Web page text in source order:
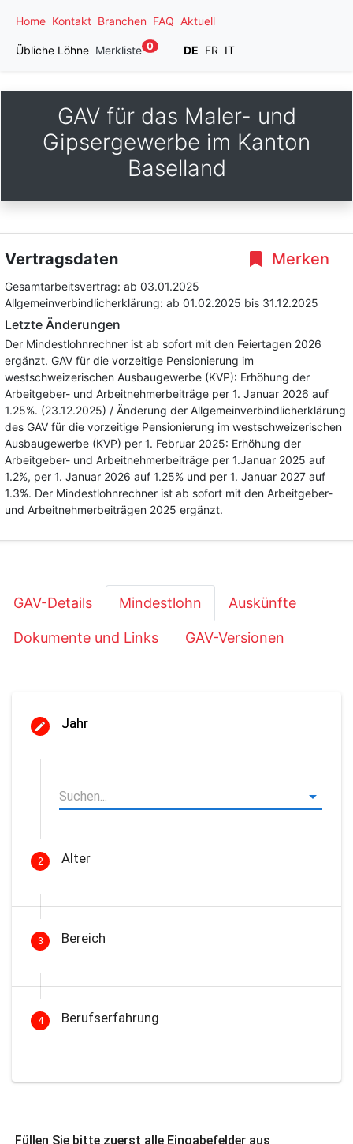
Home Kontakt Branchen FAQ Aktuell
Übliche Löhne Merkliste 0 DE FR IT
GAV für das Maler- und
Gipsergewerbe im Kanton
Baselland
Merken
Vertragsdaten
Gesamtarbeitsvertrag: ab 03.01.2025
Allgemeinverbindlicherklärung: ab 01.02.2025 bis 31.12.2025
Letzte Änderungen
Der Mindestlohnrechner ist ab sofort mit den Feiertagen 2026
ergänzt. GAV für die vorzeitige Pensionierung im
westschweizerischen Ausbaugewerbe (KVP): Erhöhung der
Arbeitgeber- und Arbeitnehmerbeiträge per 1. Januar 2026 auf
1.25%. (23.12.2025) / Änderung der Allgemeinverbindlicherklärung
des GAV für die vorzeitige Pensionierung im westschweizerischen
Ausbaugewerbe (KVP) per 1. Februar 2025: Erhöhung der
Arbeitgeber- und Arbeitnehmerbeiträge per 1.Januar 2025 auf
1.2%, per 1. Januar 2026 auf 1.25% und per 1. Januar 2027 auf
1.3%. Der Mindestlohnrechner ist ab sofort mit den Arbeitgeber-
und Arbeitnehmerbeiträgen 2025 ergänzt.
GAV-Details Mindestlohn Auskünfte
Dokumente und Links GAV-Versionen
Jahr
2 Alter
3 Bereich
4 Berufserfahrung
Füllen Sie bitte zuerst alle Eingabefelder aus